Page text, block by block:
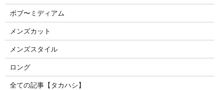
ボブ〜ミディアム
メンズカット
メンズスタイル
ロング
全ての記事【タカハシ】